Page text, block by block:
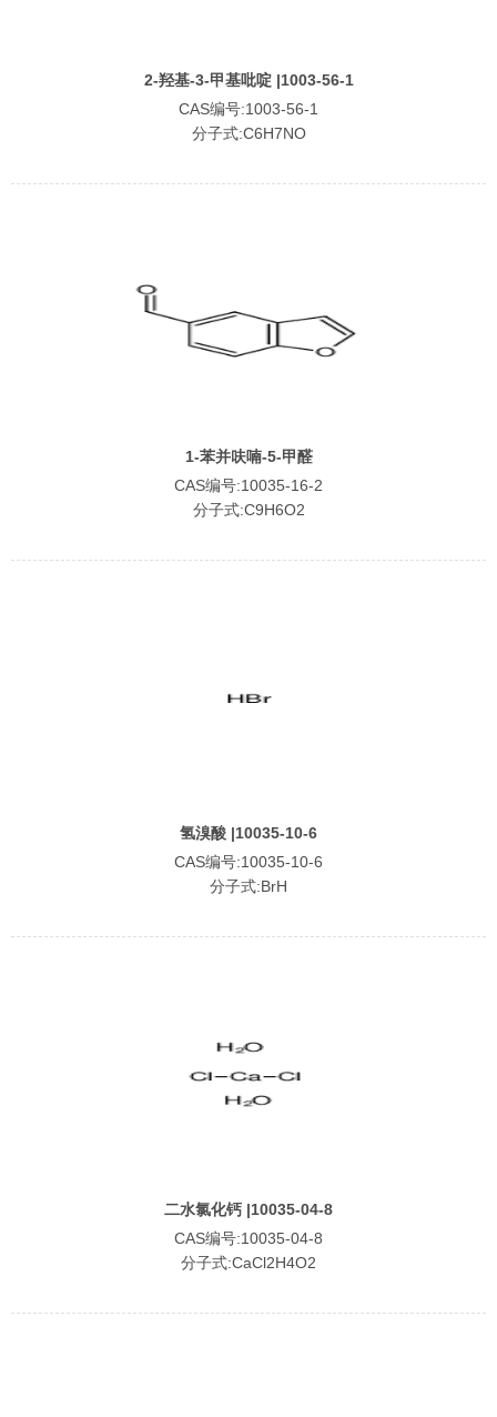
2-羟基-3-甲基吡啶 |1003-56-1
CAS编号:1003-56-1
分子式:C6H7NO
1-苯并呋喃-5-甲醛
CAS编号:10035-16-2
分子式:C9H6O2
氢溴酸 |10035-10-6
CAS编号:10035-10-6
分子式:BrH
二水氯化钙 |10035-04-8
CAS编号:10035-04-8
分子式:CaCl2H4O2